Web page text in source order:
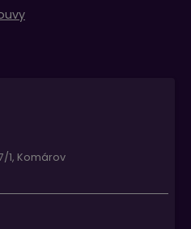
1, Komárov